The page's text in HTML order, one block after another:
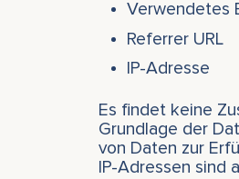
Verwendetes
Referrer URL
IP-Adresse
Es findet keine
Grundlage der
von Daten zur
IP-Adressen sind